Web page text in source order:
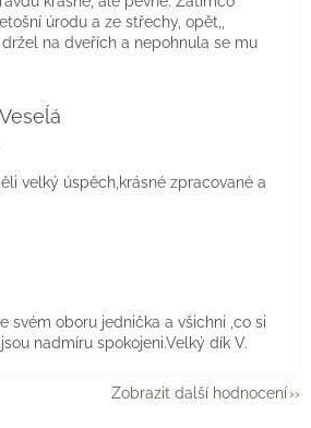
úrodu a ze střechy, opět,,
na dveřích a nepohnula se mu
obchodu je 5 z 5 hvězdiček.
velký úspěch,krásné zpracované a
obchodu je 5 z 5 hvězdiček.
svém oboru jednička a všichni ,co si
nadmíru spokojeni.Velký dík V.
Zobrazit další hodnocení